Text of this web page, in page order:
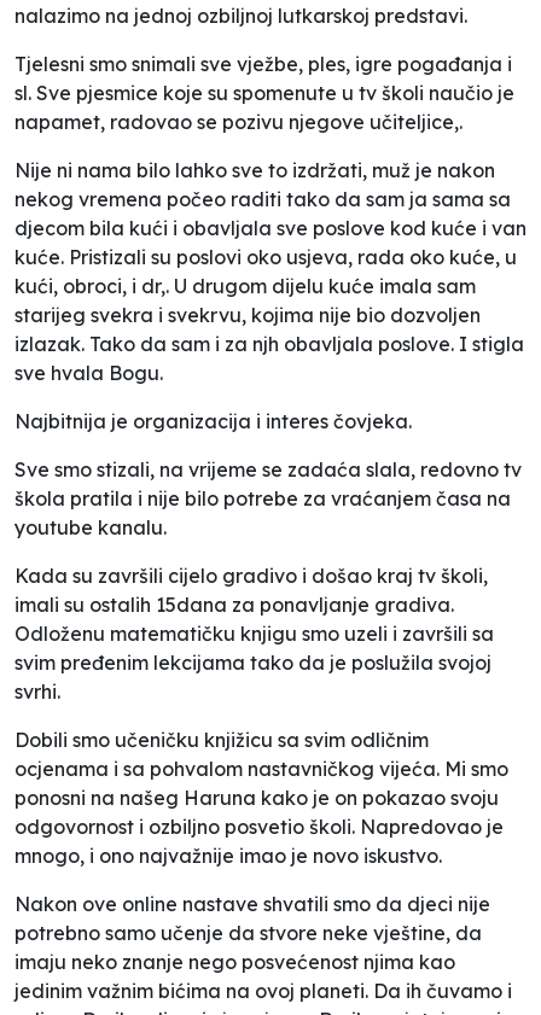
nalazimo na jednoj ozbiljnoj lutkarskoj predstavi.
Tjelesni smo snimali sve vježbe, ples, igre pogađanja i
sl. Sve pjesmice koje su spomenute u tv školi naučio je
napamet, radovao se pozivu njegove učiteljice,.
Nije ni nama bilo lahko sve to izdržati, muž je nakon
nekog vremena počeo raditi tako da sam ja sama sa
djecom bila kući i obavljala sve poslove kod kuće i van
kuće. Pristizali su poslovi oko usjeva, rada oko kuće, u
kući, obroci, i dr,. U drugom dijelu kuće imala sam
starijeg svekra i svekrvu, kojima nije bio dozvoljen
izlazak. Tako da sam i za njh obavljala poslove. I stigla
sve hvala Bogu.
Najbitnija je organizacija i interes čovjeka.
Sve smo stizali, na vrijeme se zadaća slala, redovno tv
škola pratila i nije bilo potrebe za vraćanjem časa na
youtube kanalu.
Kada su završili cijelo gradivo i došao kraj tv školi,
imali su ostalih 15dana za ponavljanje gradiva.
Odloženu matematičku knjigu smo uzeli i završili sa
svim pređenim lekcijama tako da je poslužila svojoj
svrhi.
Dobili smo učeničku knjižicu sa svim odličnim
ocjenama i sa pohvalom nastavničkog vijeća. Mi smo
ponosni na našeg Haruna kako je on pokazao svoju
odgovornost i ozbiljno posvetio školi. Napredovao je
mnogo, i ono najvažnije imao je novo iskustvo.
Nakon ove online nastave shvatili smo da djeci nije
potrebno samo učenje da stvore neke vještine, da
imaju neko znanje nego posvećenost njima kao
jedinim važnim bićima na ovoj planeti. Da ih čuvamo i